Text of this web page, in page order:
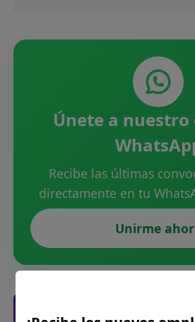
Únete a nuestro
Recibe las últimas
directamente en tu
Unirme
Posiciones solicitadas y